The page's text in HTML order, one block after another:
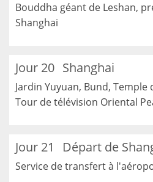
Bouddha géant de Leshan,
Shanghai
Jour 20 Shanghai
Jardin Yuyuan, Bund, Temple
Tour de télévision Oriental
Jour 21 Départ de
Service de transfert à